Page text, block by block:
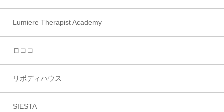
Lumiere Therapist Academy
ロココ
リボディハウス
SIESTA